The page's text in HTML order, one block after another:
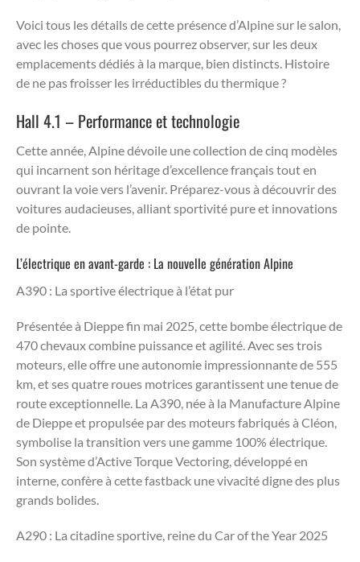
Voici tous les détails de cette présence d’Alpine sur le salon,
avec les choses que vous pourrez observer, sur les deux
emplacements dédiés à la marque, bien distincts. Histoire
de ne pas froisser les irréductibles du thermique ?
Hall 4.1 – Performance et technologie
Cette année, Alpine dévoile une collection de cinq modèles
qui incarnent son héritage d’excellence français tout en
ouvrant la voie vers l’avenir. Préparez-vous à découvrir des
voitures audacieuses, alliant sportivité pure et innovations
de pointe.
L’électrique en avant-garde : La nouvelle génération Alpine
A390 : La sportive électrique à l’état pur
Présentée à Dieppe fin mai 2025, cette bombe électrique de
470 chevaux combine puissance et agilité. Avec ses trois
moteurs, elle offre une autonomie impressionnante de 555
km, et ses quatre roues motrices garantissent une tenue de
route exceptionnelle. La A390, née à la Manufacture Alpine
de Dieppe et propulsée par des moteurs fabriqués à Cléon,
symbolise la transition vers une gamme 100% électrique.
Son système d’Active Torque Vectoring, développé en
interne, confère à cette fastback une vivacité digne des plus
grands bolides.
A290 : La citadine sportive, reine du Car of the Year 2025